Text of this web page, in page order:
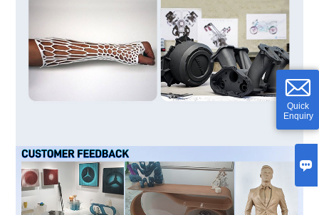

Quick
Enquiry